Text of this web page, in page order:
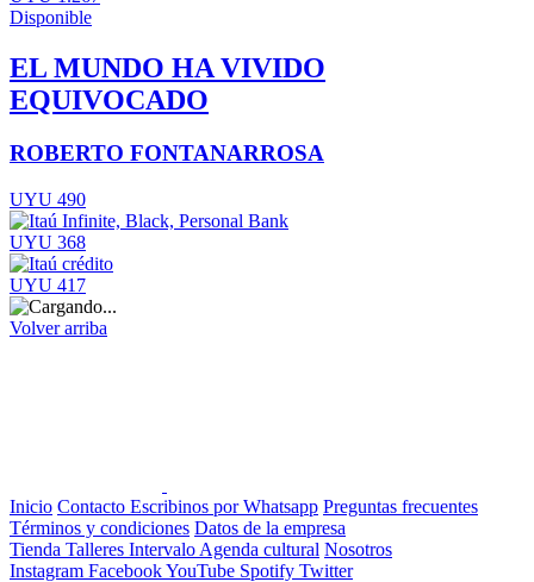
Disponible
EL MUNDO HA VIVIDO
EQUIVOCADO
ROBERTO FONTANARROSA
UYU 490
UYU 368
UYU 417
Volver arriba
Inicio Contacto Escribinos por Whatsapp Preguntas frecuentes
Términos y condiciones Datos de la empresa
Tienda Talleres Intervalo Agenda cultural Nosotros
Instagram FacebookYouTube Spotify Twitter